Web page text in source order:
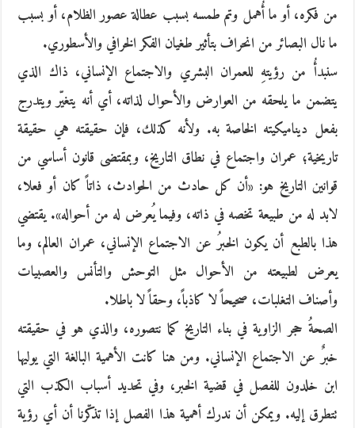
من فكره، أو ما أُهمل وتم طمسه بسبب عطالة عصور الظلام، أو بسبب
ما نال البصائر من انحراف بتأثير طغيان الفكر الخرافي والأسطوري.
سنبدأُ من رؤيتهِ للعمران البشري والاجتماع الإنساني، ذاك الذي
يتضمن ما يلحقه من العوارض والأحوال لذاته، أي أنه يتغيّر ويتدرج
بفعل ديناميكيته الخاصة به. ولأنه كذلك، فإن حقيقته هي حقيقة
تاريخية؛ عمران واجتماع في نطاق التاريخ، وبمقتضى قانون أساسي من
قوانين التاريخ هو: «أن كل حادث من الحوادث، ذاتاً كان أو فعلا،
لابد له من طبيعة تخصه في ذاته، وفيما يُعرض له من أحواله». يقتضي
هذا بالطبع أن يكون الخبرُ عن الاجتماع الإنساني، عمران العالم، وما
يعرض لطبيعته من الأحوال مثل التوحش والتأنس والعصبيات
وأصناف التغلبات، صحيحاً لا كاذباً، وحقاً لا باطلا.
الصحةُ حجر الزاوية في بناء التاريخ كما نتصوره، والذي هو في حقيقته
خبرٌ عن الاجتماع الإنساني. ومن هنا كانت الأهمية البالغة التي يوليها
ابن خلدون للفصل في قضية الخبر، وفي تحديد أسباب الكذب التي
تتطرق إليه. ويمكن أن ندرك أهمية هذا الفصل إذا تذكّرنا أن أي رؤية